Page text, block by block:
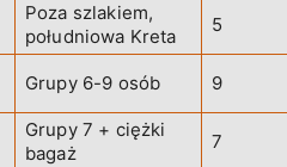
Poza szlakiem,
południowa Kreta
5
Grupy 6-9 osób 9
Grupy 7 + ciężki
bagaż
7